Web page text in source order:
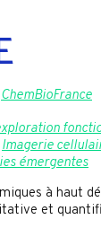
ChemBioFrance
Imagerie
émergentes
à haut
et